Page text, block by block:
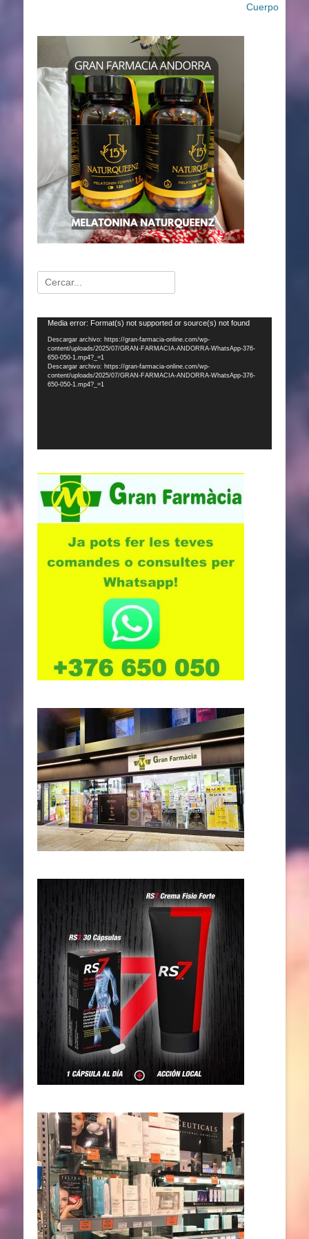
Cuerpo
Buscar:
Reproductor
vídeo
Media error: Format(s) not supported or source(s) not found
Descargar archivo: https://gran-farmacia-online.com/wp-
content/uploads/2025/07/GRAN-FARMACIA-ANDORRA-WhatsApp-376-
650-050-1.mp4?_=1
Descargar archivo: https://gran-farmacia-online.com/wp-
content/uploads/2025/07/GRAN-FARMACIA-ANDORRA-WhatsApp-376-
650-050-1.mp4?_=1